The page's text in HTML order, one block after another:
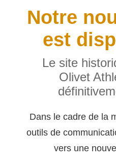
Notre
est
Le site
Olivet
Dans le cadre de la
outils de
vers une